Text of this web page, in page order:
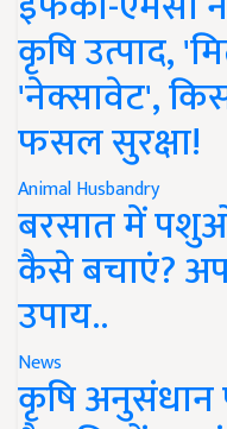
कृषि उत्पाद,
'नेक्सावेट',
फसल सुरक्षा!
Animal Husbandry
बरसात में पशुओं
कैसे बचाएं?
उपाय..
News
कृषि अनुसंधान